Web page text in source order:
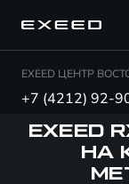
EXEED ЦЕНТР
+7 (4212) 92-
EXEED
НА